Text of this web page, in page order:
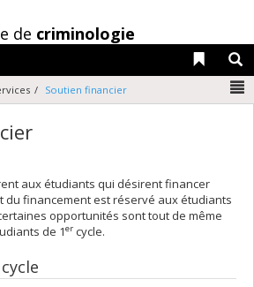
de criminologie
Liens
Soutien financier
aux étudiants qui désirent financer
du financement est réservé aux étudiants
opportunités sont tout de même
de 1er cycle.
cycle